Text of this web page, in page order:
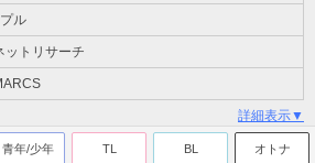
ル
ットリサーチ
詳細表示▼
青年/少年 TL BL オトナ